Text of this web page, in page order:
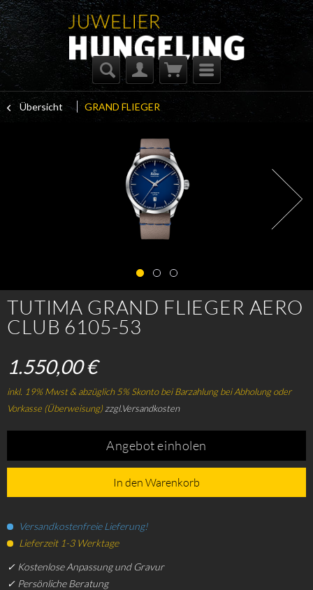
Übersicht GRAND FLIEGER
TUTIMA GRAND FLIEGER AERO
CLUB 6105-53
1.550,00 €
inkl. 19% Mwst & abzüglich 5% Skonto bei Barzahlung bei Abholung oder
Vorkasse (Überweisung)zzgl.Versandkosten
Angebot einholen
In den Warenkorb
Versandkostenfreie Lieferung!
Lieferzeit 1-3 Werktage
✓ Kostenlose Anpassung und Gravur
✓ Persönliche Beratung